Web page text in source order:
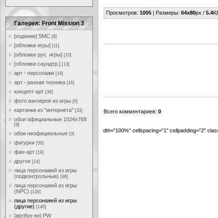
Галерея: Front Mission 3
[издание] SMC [8]
[обложки игры] [11]
[обложки рус. игры] [10]
[обложки саундтр.] [13]
арт - персонажи [19]
арт - разная техника [16]
концепт-арт [38]
фото ванзеров из игры [6]
картинки из "интернета" [33]
обои официальные 1024x768
[9]
обои неофициальные [3]
фигурки [50]
фан-арт [19]
другое [14]
лица персонажей из игры
(подконтрольные) [98]
лица персонажей из игры
(NPC) [130]
лица персонажей из игры
(другие) [140]
[артбук-яп] PW
Просмотров: 1005 | Размеры: 64x80px / 5.4
Всего комментариев: 0
dth="100%" cellspacing="1" cellpadding="2"